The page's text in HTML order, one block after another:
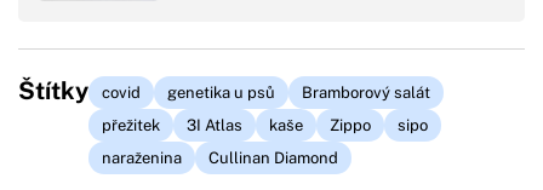
Štítky covid genetika u psů
Bramborový salát
přežitek
3I Atlas kaše Zippo
sipo
naraženina
Cullinan Diamond